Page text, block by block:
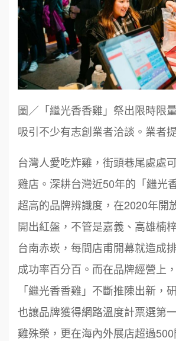
圖／「繼光香香雞」祭出限時限
吸引不少有志創業者洽談。業者
台灣人愛吃炸雞，街頭巷尾處處
雞店。深耕台灣近50年的「繼光
超高的品牌辨識度，在2020年開
開出紅盤，不管是嘉義、高雄楠
台南赤崁，每間店甫開幕就造成
成功率百分百。而在品牌經營上
「繼光香香雞」不斷推陳出新，
也讓品牌獲得網路溫度計票選第
雞殊榮，更在海內外展店超過500